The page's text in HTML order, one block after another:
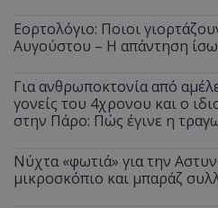
Εορτολόγιο: Ποιοι
Αυγούστου – Η απάντηση
Για ανθρωποκτονία από
γονείς του 4χρονου και ο
στην Πάρο: Πώς έγινε η
Νύχτα «φωτιά» για την
μικροσκόπιο και μπαράζ